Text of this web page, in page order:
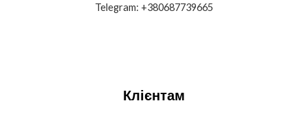
Telegram: +380687739665
Клієнтам